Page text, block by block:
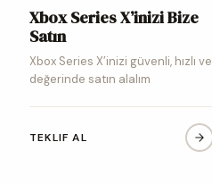
Xbox Series X’inizi Bize
Satın
Xbox Series X’inizi güvenli, hızlı ve
değerinde satın alalım
TEKLIF AL